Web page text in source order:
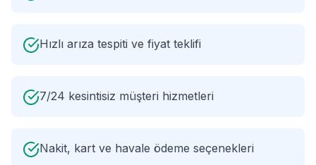
Hızlı arıza tespiti ve fiyat teklifi
7/24 kesintisiz müşteri hizmetleri
Nakit, kart ve havale ödeme seçenekleri